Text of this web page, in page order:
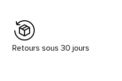
Retours sous 30 jours